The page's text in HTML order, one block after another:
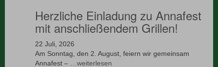
Herzliche Einladung zu Annafest
mit anschließendem Grillen!
22 Juli, 2026
Am Sonntag, den 2. August, feiern wir gemeinsam
Annafest – …weiterlesen